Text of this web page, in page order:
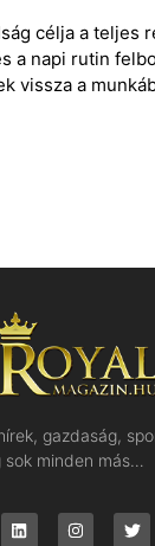
célja a teljes
a napi rutin
vissza a
gazdaság,
sok minden más…